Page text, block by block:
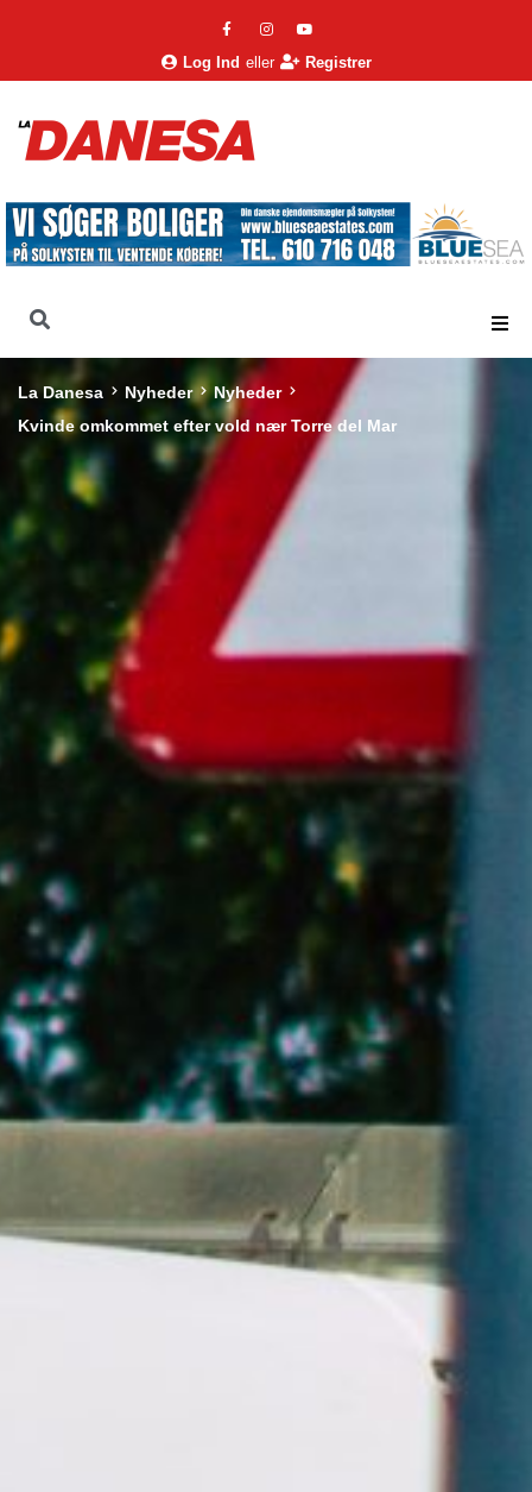
Log Ind eller Registrer
La Danesa Nyheder
Nyheder
Kvinde omkommet efter vold nær Torre del Mar